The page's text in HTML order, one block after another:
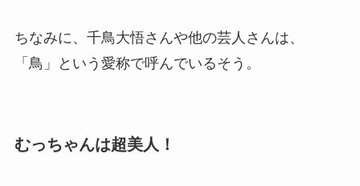
ちなみに、千鳥大悟さんや他の芸人さんは、
「鳥」という愛称で呼んでいるそう。
むっちゃんは超美人！